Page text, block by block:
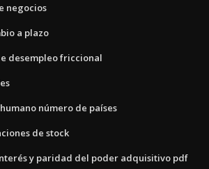
negocios
a plazo
desempleo friccional
número de países
de stock
y paridad del poder adquisitivo pdf